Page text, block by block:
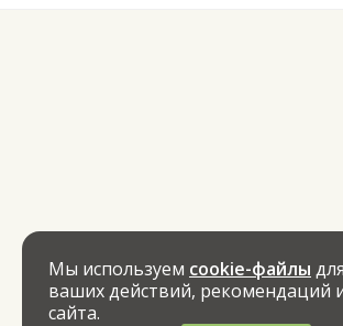
Мы используем cookie-файлы
ваших действий, рекомендаций
сайта.